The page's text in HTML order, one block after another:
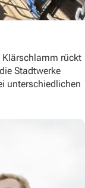
Klärschlamm rückt
Stadtwerke
unterschiedlichen